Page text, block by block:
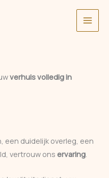
verhuis volledig in
een duidelijk overleg, een
vertrouw ons ervaring